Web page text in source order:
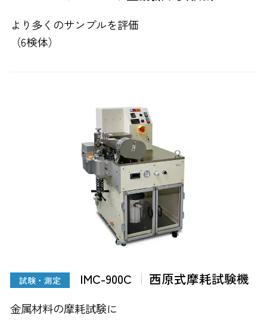
より多くのサンプルを評価
（6検体）
試験・測定 IMC-900C 西原式摩耗試験機
金属材料の摩耗試験に